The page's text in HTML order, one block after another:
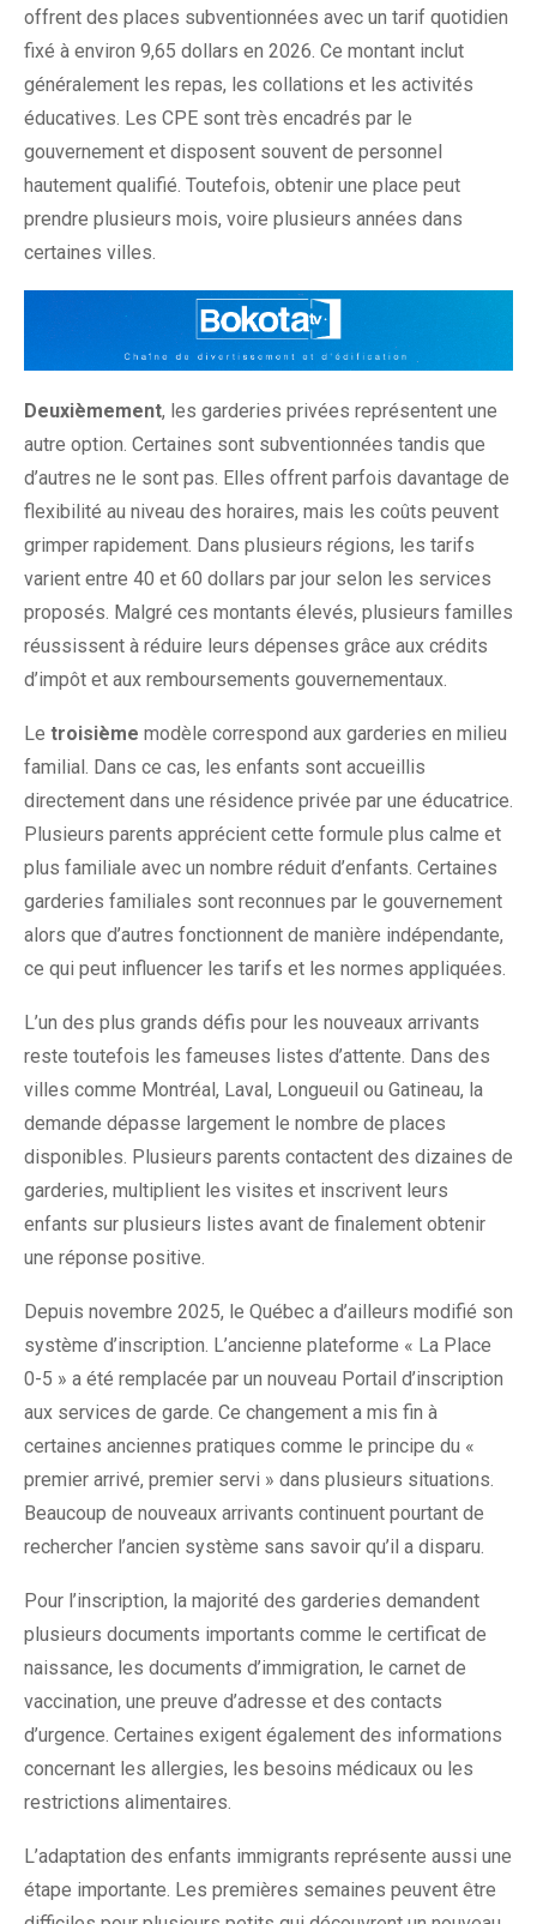
offrent des places subventionnées avec un tarif quotidien
fixé à environ 9,65 dollars en 2026. Ce montant inclut
généralement les repas, les collations et les activités
éducatives. Les CPE sont très encadrés par le
gouvernement et disposent souvent de personnel
hautement qualifié. Toutefois, obtenir une place peut
prendre plusieurs mois, voire plusieurs années dans
certaines villes.
Deuxièmement, les garderies privées représentent une
autre option. Certaines sont subventionnées tandis que
d’autres ne le sont pas. Elles offrent parfois davantage de
flexibilité au niveau des horaires, mais les coûts peuvent
grimper rapidement. Dans plusieurs régions, les tarifs
varient entre 40 et 60 dollars par jour selon les services
proposés. Malgré ces montants élevés, plusieurs familles
réussissent à réduire leurs dépenses grâce aux crédits
d’impôt et aux remboursements gouvernementaux.
Le troisième modèle correspond aux garderies en milieu
familial. Dans ce cas, les enfants sont accueillis
directement dans une résidence privée par une éducatrice.
Plusieurs parents apprécient cette formule plus calme et
plus familiale avec un nombre réduit d’enfants. Certaines
garderies familiales sont reconnues par le gouvernement
alors que d’autres fonctionnent de manière indépendante,
ce qui peut influencer les tarifs et les normes appliquées.
L’un des plus grands défis pour les nouveaux arrivants
reste toutefois les fameuses listes d’attente. Dans des
villes comme Montréal, Laval, Longueuil ou Gatineau, la
demande dépasse largement le nombre de places
disponibles. Plusieurs parents contactent des dizaines de
garderies, multiplient les visites et inscrivent leurs
enfants sur plusieurs listes avant de finalement obtenir
une réponse positive.
Depuis novembre 2025, le Québec a d’ailleurs modifié son
système d’inscription. L’ancienne plateforme « La Place
0-5 » a été remplacée par un nouveau Portail d’inscription
aux services de garde. Ce changement a mis fin à
certaines anciennes pratiques comme le principe du «
premier arrivé, premier servi » dans plusieurs situations.
Beaucoup de nouveaux arrivants continuent pourtant de
rechercher l’ancien système sans savoir qu’il a disparu.
Pour l’inscription, la majorité des garderies demandent
plusieurs documents importants comme le certificat de
naissance, les documents d’immigration, le carnet de
vaccination, une preuve d’adresse et des contacts
d’urgence. Certaines exigent également des informations
concernant les allergies, les besoins médicaux ou les
restrictions alimentaires.
L’adaptation des enfants immigrants représente aussi une
étape importante. Les premières semaines peuvent être